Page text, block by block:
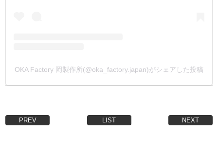
OKA Factory 岡製作所(@oka_factory.japan)がシェアした投稿
PREV LIST NEXT